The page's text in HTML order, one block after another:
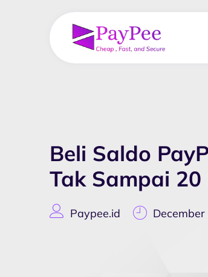
Beli Saldo
Tak Sampai 20
Paypee.id